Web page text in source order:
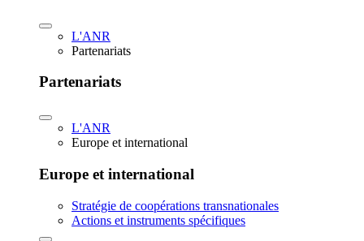
L'ANR
Partenariats
Partenariats
L'ANR
Europe et international
Europe et international
Stratégie de coopérations transnationales
Actions et instruments spécifiques